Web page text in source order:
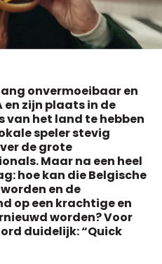
onvermoeibaar en
en zijn plaats in de
van het land te hebben
speler stevig
de grote
Maar na een heel
hoe kan die Belgische
en de
op een krachtige en
worden? Voor
duidelijk: “Quick
access
MM e - News
MM Brunch
MM Tech
MM Best of
Research
MM Blue
MM Magazine
(digital)